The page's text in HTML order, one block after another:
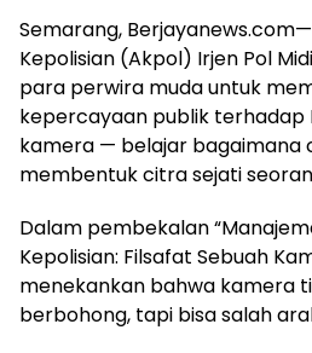
Semarang,
Kepolisian (Akpol) Irjen Pol
para perwira muda untuk
kepercayaan publik terhadap
kamera — belajar bagaimana
membentuk citra sejati
Dalam pembekalan
Kepolisian: Filsafat Sebuah
menekankan bahwa kamera
berbohong, tapi bisa salah